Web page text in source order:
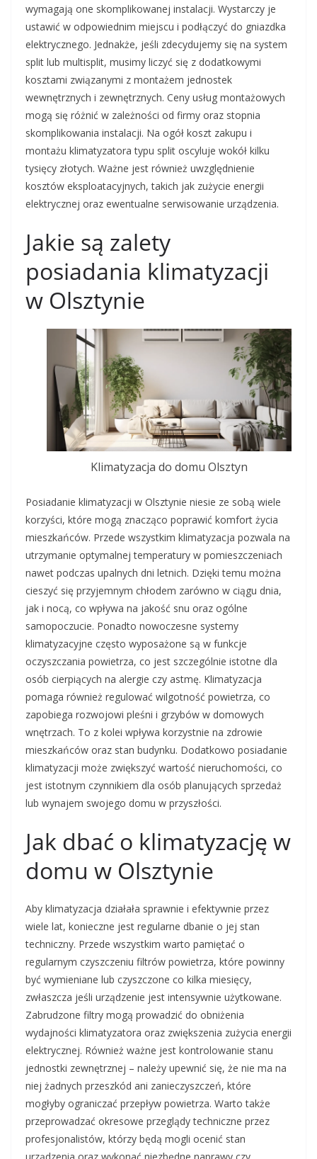
wymagają one skomplikowanej instalacji. Wystarczy je
ustawić w odpowiednim miejscu i podłączyć do gniazdka
elektrycznego. Jednakże, jeśli zdecydujemy się na system
split lub multisplit, musimy liczyć się z dodatkowymi
kosztami związanymi z montażem jednostek
wewnętrznych i zewnętrznych. Ceny usług montażowych
mogą się różnić w zależności od firmy oraz stopnia
skomplikowania instalacji. Na ogół koszt zakupu i
montażu klimatyzatora typu split oscyluje wokół kilku
tysięcy złotych. Ważne jest również uwzględnienie
kosztów eksploatacyjnych, takich jak zużycie energii
elektrycznej oraz ewentualne serwisowanie urządzenia.
Jakie są zalety
posiadania klimatyzacji
w Olsztynie
Klimatyzacja do domu Olsztyn
Posiadanie klimatyzacji w Olsztynie niesie ze sobą wiele
korzyści, które mogą znacząco poprawić komfort życia
mieszkańców. Przede wszystkim klimatyzacja pozwala na
utrzymanie optymalnej temperatury w pomieszczeniach
nawet podczas upalnych dni letnich. Dzięki temu można
cieszyć się przyjemnym chłodem zarówno w ciągu dnia,
jak i nocą, co wpływa na jakość snu oraz ogólne
samopoczucie. Ponadto nowoczesne systemy
klimatyzacyjne często wyposażone są w funkcje
oczyszczania powietrza, co jest szczególnie istotne dla
osób cierpiących na alergie czy astmę. Klimatyzacja
pomaga również regulować wilgotność powietrza, co
zapobiega rozwojowi pleśni i grzybów w domowych
wnętrzach. To z kolei wpływa korzystnie na zdrowie
mieszkańców oraz stan budynku. Dodatkowo posiadanie
klimatyzacji może zwiększyć wartość nieruchomości, co
jest istotnym czynnikiem dla osób planujących sprzedaż
lub wynajem swojego domu w przyszłości.
Jak dbać o klimatyzację w
domu w Olsztynie
Aby klimatyzacja działała sprawnie i efektywnie przez
wiele lat, konieczne jest regularne dbanie o jej stan
techniczny. Przede wszystkim warto pamiętać o
regularnym czyszczeniu filtrów powietrza, które powinny
być wymieniane lub czyszczone co kilka miesięcy,
zwłaszcza jeśli urządzenie jest intensywnie użytkowane.
Zabrudzone filtry mogą prowadzić do obniżenia
wydajności klimatyzatora oraz zwiększenia zużycia energii
elektrycznej. Również ważne jest kontrolowanie stanu
jednostki zewnętrznej – należy upewnić się, że nie ma na
niej żadnych przeszkód ani zanieczyszczeń, które
mogłyby ograniczać przepływ powietrza. Warto także
przeprowadzać okresowe przeglądy techniczne przez
profesjonalistów, którzy będą mogli ocenić stan